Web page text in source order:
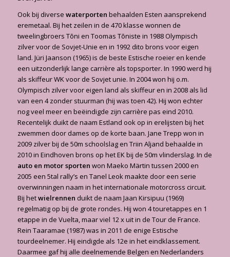
Ook bij diverse waterporten behaalden Esten aansprekend
eremetaal. Bij het zeilen in de 470 klasse wonnen de
tweelingbroers Tõni en Toomas Tõniste in 1988 Olympisch
zilver voor de Sovjet-Unie en in 1992 dito brons voor eigen
land. Jüri Jaanson (1965) is de beste Estische roeier en kende
een uitzonderlijk lange carrière als topsporter. In 1990 werd hij
als skiffeur WK voor de Sovjet unie. In 2004 won hij o.m.
Olympisch zilver voor eigen land als skiffeur en in 2008 als lid
van een 4 zonder stuurman (hij was toen 42). Hij won echter
nog veel meer en beëindigde zijn carrière pas eind 2010.
Recentelijk duikt de naam Estland ook op in erelijsten bij het
zwemmen door dames op de korte baan. Jane Trepp won in
2009 zilver bij de 50m schoolslag en Triin Aljand behaalde in
2010 in Eindhoven brons op het EK bij de 50m vlinderslag. In de
auto en motor sporten won Maeko Märtin tussen 2000 en
2005 een 5tal rally’s en Tanel Leok maakte door een serie
overwinningen naam in het internationale motorcross circuit.
Bij hetwielrennen duikt de naam Jaan Kirsipuu (1969)
regelmatig op bij de grote rondes. Hij won 4 touretappes en 1
etappe in de Vuelta, maar viel 12 x uit in de Tour de France.
Rein Taaramae (1987) was in 2011 de enige Estische
tourdeelnemer. Hij eindigde als 12e in het eindklassement.
Daarmee gaf hij alle deelnemende Belgen en Nederlanders